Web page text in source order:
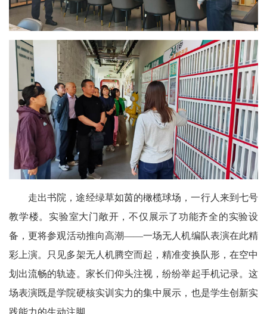
走出书院，途经绿草如茵的橄榄球场，一行人来到七号
教学楼。实验室大门敞开，不仅展示了功能齐全的实验设
备，更将参观活动推向高潮——一场无人机编队表演在此精
彩上演。只见多架无人机腾空而起，精准变换队形，在空中
划出流畅的轨迹。家长们仰头注视，纷纷举起手机记录。这
场表演既是学院硬核实训实力的集中展示，也是学生创新实